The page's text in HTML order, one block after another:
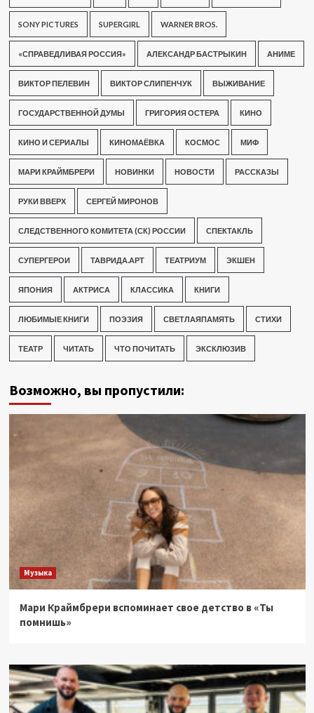
SONY PICTURES SUPERGIRL WARNER BROS.
«СПРАВЕДЛИВАЯ РОССИЯ» АЛЕКСАНДР БАСТРЫКИН АНИМЕ
ВИКТОР ПЕЛЕВИН ВИКТОР СЛИПЕНЧУК ВЫЖИВАНИЕ
ГОСУДАРСТВЕННОЙ ДУМЫ ГРИГОРИЯ ОСТЕРА КИНО
КИНО И СЕРИАЛЫ КИНОМАЁВКА КОСМОС МИФ
МАРИ КРАЙМБРЕРИ НОВИНКИ НОВОСТИ РАССКАЗЫ
РУКИ ВВЕРХ СЕРГЕЙ МИРОНОВ
СЛЕДСТВЕННОГО КОМИТЕТА (СК) РОССИИ СПЕКТАКЛЬ
СУПЕРГЕРОИ ТАВРИДА.АРТ ТЕАТРИУМ ЭКШЕН
ЯПОНИЯ АКТРИСА КЛАССИКА КНИГИ
ЛЮБИМЫЕ КНИГИ ПОЭЗИЯ СВЕТЛАЯПАМЯТЬ СТИХИ
ТЕАТР ЧИТАТЬ ЧТО ПОЧИТАТЬ ЭКСКЛЮЗИВ
Возможно, вы пропустили:
Музыка
Мари Краймбрери вспоминает свое детство в «Ты
помнишь»